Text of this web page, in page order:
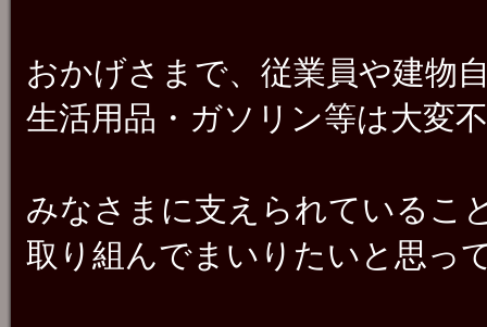
おかげさまで、従業員や建物
生活用品・ガソリン等は大変
みなさまに支えられているこ
取り組んでまいりたいと思っ